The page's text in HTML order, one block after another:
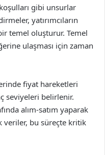
gibi unsurlar
yatırımcıların
temel oluşturur. Temel
ulaşması için zaman
fiyat hareketleri
seviyeleri belirlenir.
alım-satım yaparak
veriler, bu süreçte kritik